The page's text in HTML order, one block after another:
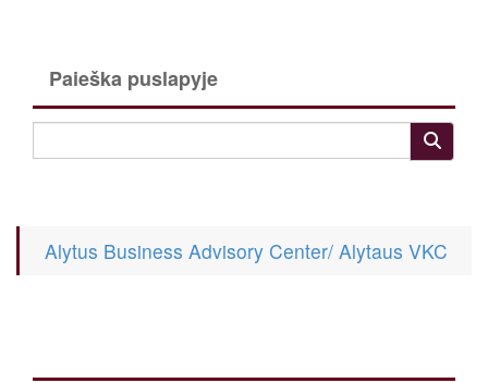
Paieška puslapyje
Alytus Business Advisory Center/ Alytaus VKC